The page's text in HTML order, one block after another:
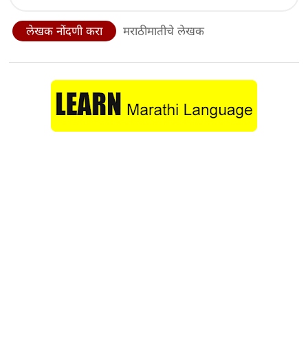
लेखक नोंदणी करा मराठीमातीचे लेखक